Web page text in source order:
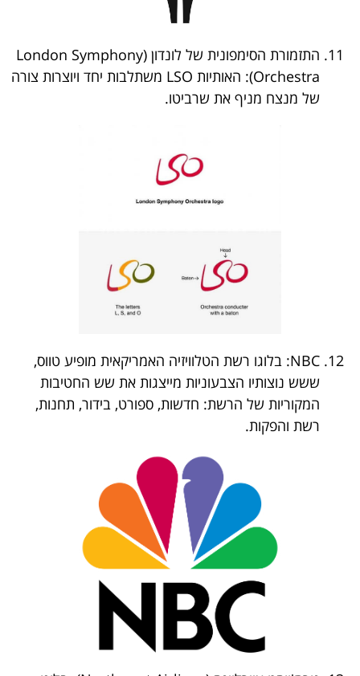
התזמורת הסימפונית של לונדון (London Symphony
Orchestra): האותיות LSO משתלבות יחד ויוצרות צורה
של מנצח מניף את שרביטו.
NBC: בלוגו רשת הטלוויזיה האמריקאית מופיע טווס,
ששש נוצותיו הצבעוניות מייצגות את שש החטיבות
המקוריות של הרשת: חדשות, ספורט, בידור, תחנות,
רשת והפקות.